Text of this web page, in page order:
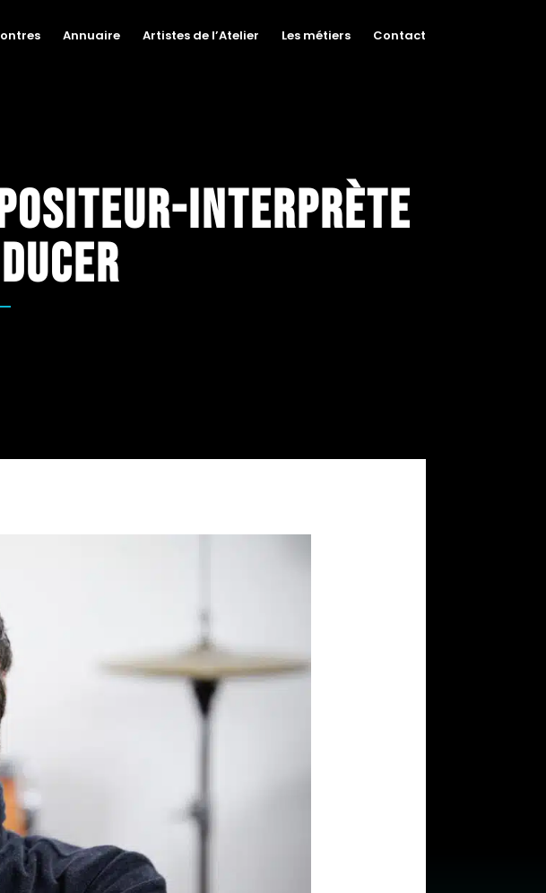
Annuaire Artistes de l’Atelier Les métiers Contact
interprète